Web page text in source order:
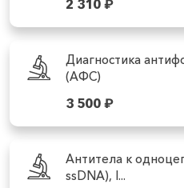
2 310₽
Диагностика
(АФС)
3 500₽
Антитела к
ssDNA), I...